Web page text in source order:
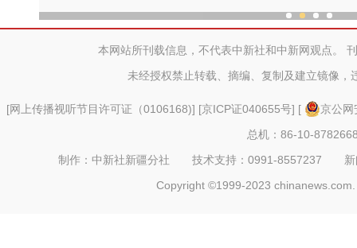
本网站所刊载信息，不代表中新社和中新网观点。
未经授权禁止转载、摘编、复制及建立镜像，
[网上传播视听节目许可证（0106168)] [京ICP证040655号] [
京公
总机：86-10-
制作：中新社新疆分社 技术支持：0991-8557237
Copyright ©1999-2023